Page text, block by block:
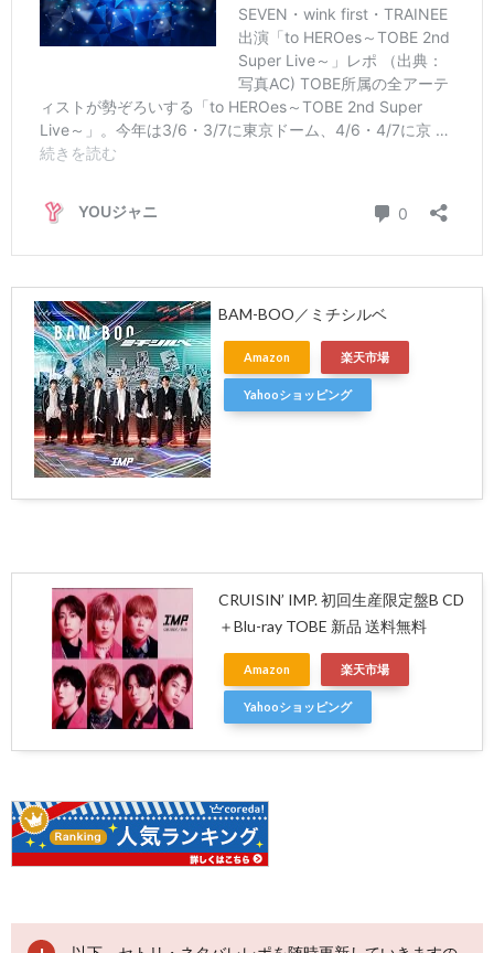
BAM-BOO／ミチシルベ
Amazon 楽天市場
Yahooショッピング
CRUISIN’ IMP. 初回生産限定盤B CD
＋Blu-ray TOBE 新品 送料無料
Amazon 楽天市場
Yahooショッピング